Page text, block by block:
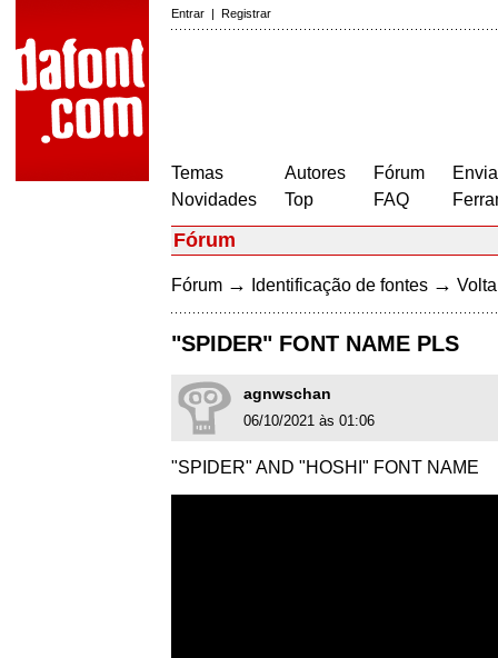
Entrar | Registrar
Temas
Novidades
Autores
Top
Fórum
FAQ
Fórum
Fórum → Identificação de fontes →
"SPIDER" FONT NAME PLS
agnwschan
06/10/2021 às 01:06
"SPIDER" AND "HOSHI" FONT NAME